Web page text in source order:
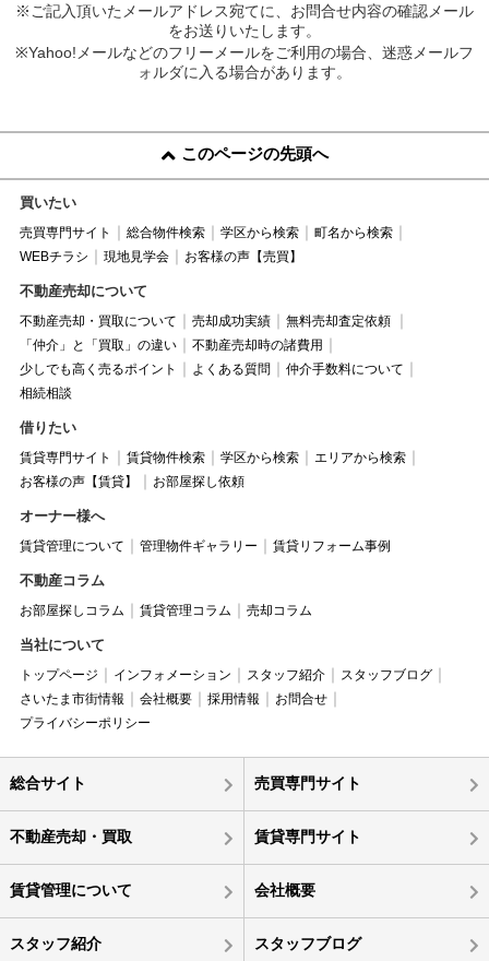
※ご記入頂いたメールアドレス宛てに、お問合せ内容の確認メール
をお送りいたします。
※Yahoo!メールなどのフリーメールをご利用の場合、迷惑メールフ
ォルダに入る場合があります。
このページの先頭へ
買いたい
売買専門サイト 総合物件検索 学区から検索
町名から検索
WEBチラシ
現地見学会 お客様の声【売買】
不動産売却について
不動産売却・買取について 売却成功実績
無料売却査定依頼
「仲介」と「買取」の違い
不動産売却時の諸費用
少しでも高く売るポイント
よくある質問
仲介手数料について
相続相談
借りたい
賃貸専門サイト 賃貸物件検索 学区から検索
エリアから検索
お客様の声【賃貸】
お部屋探し依頼
オーナー様へ
賃貸管理について 管理物件ギャラリー 賃貸リフォーム事例
不動産コラム
お部屋探しコラム 賃貸管理コラム 売却コラム
当社について
トップページ インフォメーション スタッフ紹介
スタッフブログ
さいたま市街情報
会社概要 採用情報
お問合せ
プライバシーポリシー
総合サイト 売買専門サイト
不動産売却・買取 賃貸専門サイト
賃貸管理について 会社概要
スタッフ紹介 スタッフブログ